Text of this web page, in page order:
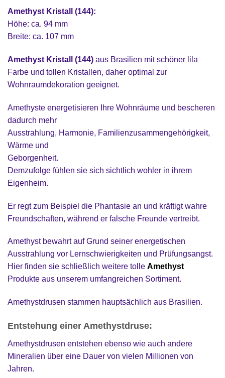
Amethyst Kristall (144):
Höhe: ca. 94 mm
Breite: ca. 107 mm
Amethyst Kristall (144) aus Brasilien mit schöner lila
Farbe und tollen Kristallen, daher optimal zur
Wohnraumdekoration geeignet.
Amethyste energetisieren Ihre Wohnräume und bescheren
dadurch mehr
Ausstrahlung, Harmonie, Familienzusammengehörigkeit,
Wärme und
Geborgenheit.
Demzufolge fühlen sie sich sichtlich wohler in ihrem
Eigenheim.
Er regt zum Beispiel die Phantasie an und kräftigt wahre
Freundschaften, während er falsche Freunde vertreibt.
Amethyst bewahrt auf Grund seiner energetischen
Ausstrahlung vor Lernschwierigkeiten und Prüfungsangst.
Hier finden sie schließlich weitere tolle Amethyst
Produkte aus unserem umfangreichen Sortiment.
Amethystdrusen stammen hauptsächlich aus Brasilien.
Entstehung einer Amethystdruse:
Amethystdrusen entstehen ebenso wie auch andere
Mineralien über eine Dauer von vielen Millionen von
Jahren.